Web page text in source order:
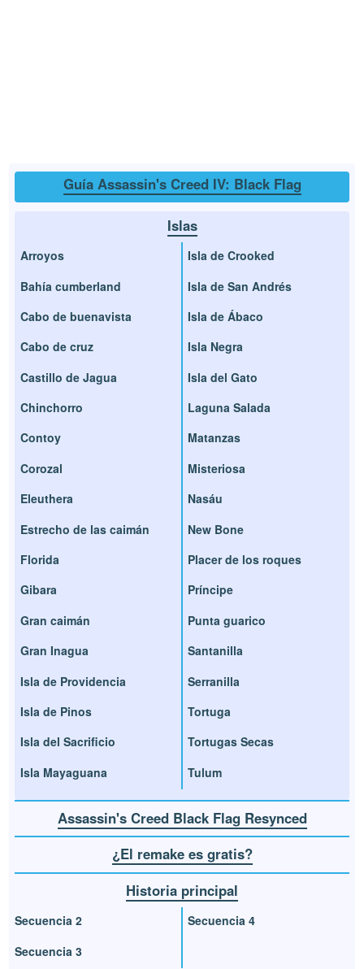
Guía Assassin's Creed IV: Black Flag
Islas
Arroyos
Bahía cumberland
Cabo de buenavista
Cabo de cruz
Castillo de Jagua
Chinchorro
Contoy
Corozal
Eleuthera
Estrecho de las caimán
Florida
Gibara
Gran caimán
Gran Inagua
Isla de Providencia
Isla de Pinos
Isla del Sacrificio
Isla Mayaguana
Isla de Crooked
Isla de San Andrés
Isla de Ábaco
Isla Negra
Isla del Gato
Laguna Salada
Matanzas
Misteriosa
Nasáu
New Bone
Placer de los roques
Príncipe
Punta guarico
Santanilla
Serranilla
Tortuga
Tortugas Secas
Tulum
Assassin's Creed Black Flag Resynced
¿El remake es gratis?
Historia principal
Secuencia 2
Secuencia 3
Secuencia 4